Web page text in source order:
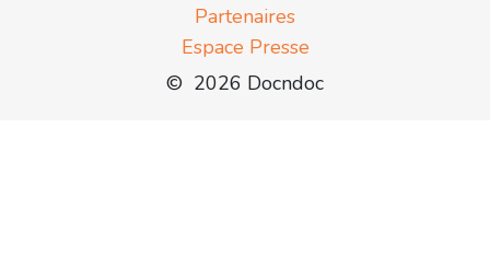
Partenaires
Espace Presse
© 2026 Docndoc